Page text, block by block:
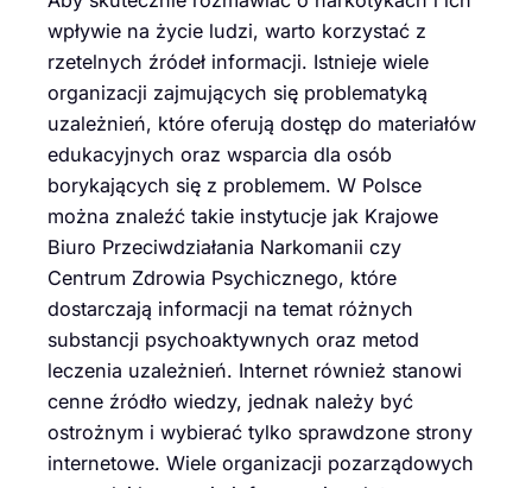
wpływie na życie ludzi, warto korzystać z
rzetelnych źródeł informacji. Istnieje wiele
organizacji zajmujących się problematyką
uzależnień, które oferują dostęp do materiałów
edukacyjnych oraz wsparcia dla osób
borykających się z problemem. W Polsce
można znaleźć takie instytucje jak Krajowe
Biuro Przeciwdziałania Narkomanii czy
Centrum Zdrowia Psychicznego, które
dostarczają informacji na temat różnych
substancji psychoaktywnych oraz metod
leczenia uzależnień. Internet również stanowi
cenne źródło wiedzy, jednak należy być
ostrożnym i wybierać tylko sprawdzone strony
internetowe. Wiele organizacji pozarządowych